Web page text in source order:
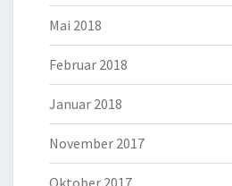
Mai 2018
Februar 2018
Januar 2018
November 2017